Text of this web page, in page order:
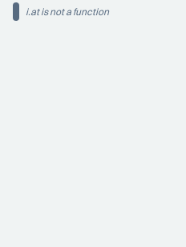
i.at is not a function